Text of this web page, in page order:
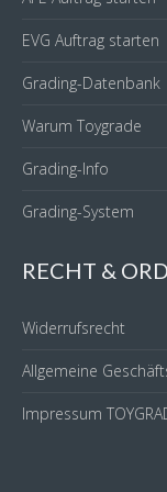
EVG Auftrag starten
Grading-Datenbank
Warum Toygrade
Grading-Info
Grading-System
RECHT &
Widerrufsrecht
Allgemeine
Impressum